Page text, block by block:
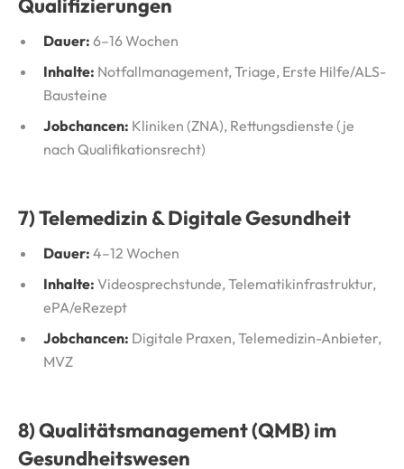
Qualifizierungen
Dauer: 6–16 Wochen
Inhalte: Notfallmanagement, Triage, Erste Hilfe/ALS-
Bausteine
Jobchancen: Kliniken (ZNA), Rettungsdienste (je
nach Qualifikationsrecht)
7) Telemedizin & Digitale Gesundheit
Dauer: 4–12 Wochen
Inhalte: Videosprechstunde, Telematikinfrastruktur,
ePA/eRezept
Jobchancen: Digitale Praxen, Telemedizin-Anbieter,
MVZ
8) Qualitätsmanagement (QMB) im
Gesundheitswesen